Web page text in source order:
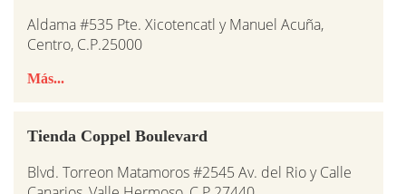
Aldama #535 Pte. Xicotencatl y Manuel Acuña,
Centro, C.P.25000
Más...
Tienda Coppel Boulevard
Blvd. Torreon Matamoros #2545 Av. del Rio y Calle